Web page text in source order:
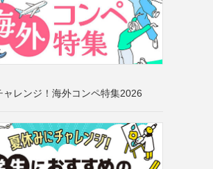
ャレンジ！海外コンペ特集2026